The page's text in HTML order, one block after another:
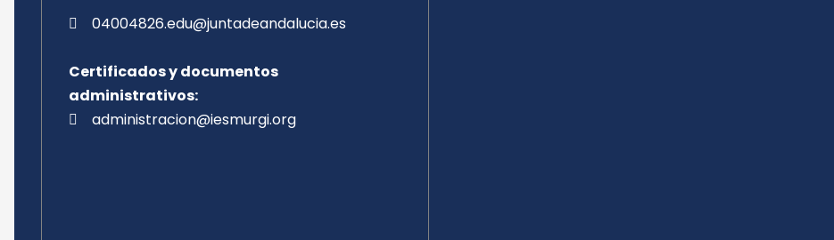
04004826.edu@juntadeandalucia.es
Certificados y documentos
administrativos:
administracion@iesmurgi.org